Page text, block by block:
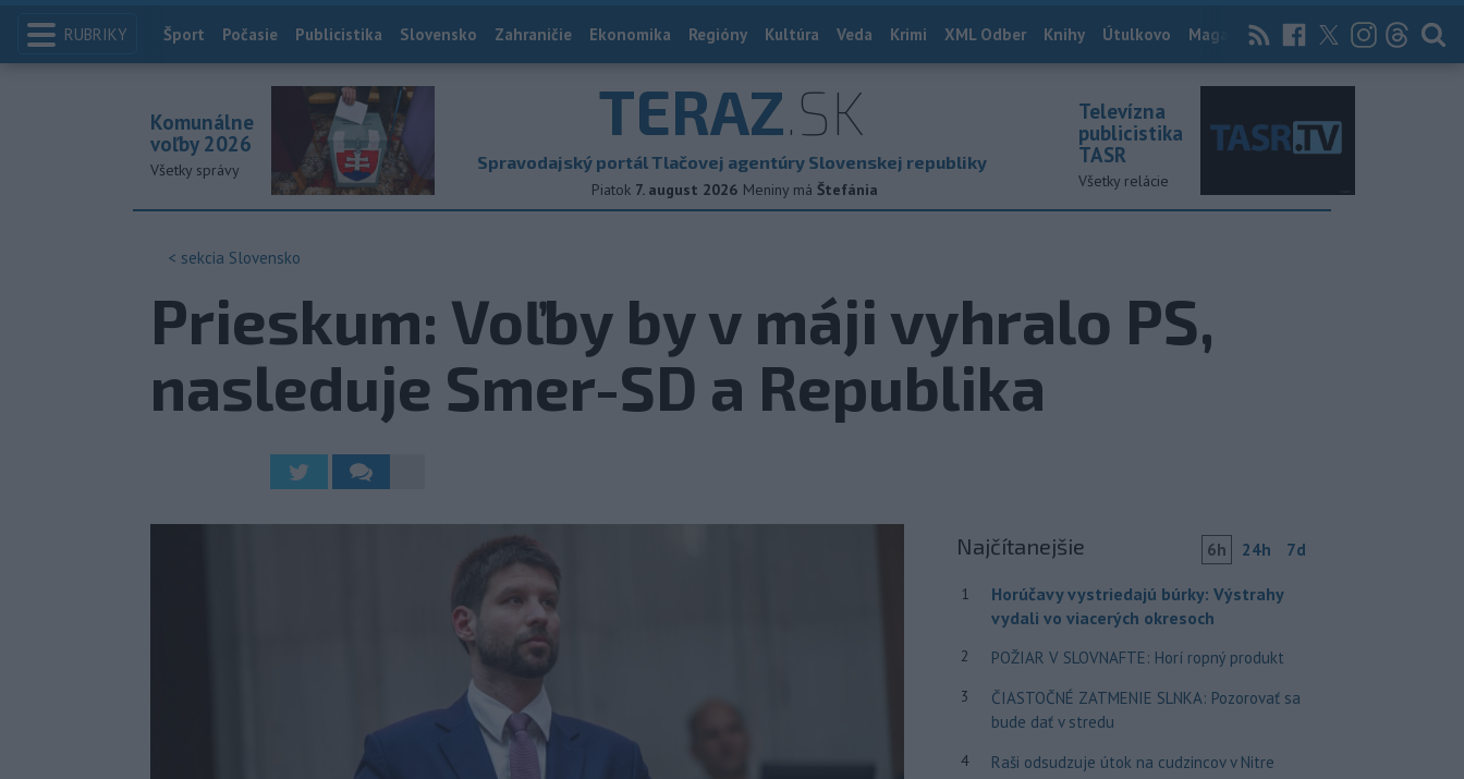
RUBRIKY Index
Šport Počasie Publicistika Slovensko Zahraničie Ekonomika Regióny Kultúra Veda Krimi XML Odber Knihy Útulkovo Magazín News Now Archív
TERAZ.SK
Spravodajský portál Tlačovej agentúry Slovenskej republiky
Piatok 7. august 2026 Meniny má Štefánia
Komunálne
voľby 2026
Všetky správy
Televízna
publicistika
TASR
Všetky relácie
< sekcia Slovensko
Prieskum: Voľby by v máji vyhralo PS,
nasleduje Smer-SD a Republika
Najčítanejšie 6h 24h 7d
1
Horúčavy vystriedajú búrky: Výstrahy
vydali vo viacerých okresoch
2 POŽIAR V SLOVNAFTE: Horí ropný produkt
3
ČIASTOČNÉ ZATMENIE SLNKA: Pozorovať sa
bude dať v stredu
4 Raši odsudzuje útok na cudzincov v Nitre